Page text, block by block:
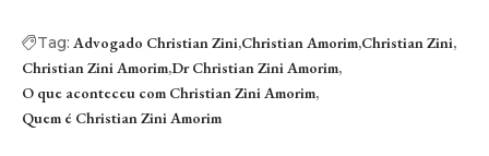
Tag: Advogado Christian Zini Christian Amorim Christian Zini
Christian Zini Amorim Dr Christian Zini Amorim
O que aconteceu com Christian Zini Amorim
Quem é Christian Zini Amorim